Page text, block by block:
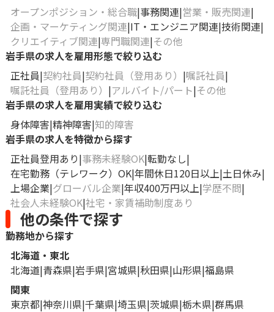
オープンポジション・総合職 事務関連 営業・販売関連
企画・マーケティング関連 IT・エンジニア関連 技術関連
クリエイティブ関連 専門職関連 その他
岩手県の求人を雇用形態で絞り込む
正社員 契約社員 契約社員（登用あり）
嘱託社員
嘱託社員（登用あり）
アルバイト/パート その他
岩手県の求人を雇用実績で絞り込む
身体障害 精神障害 知的障害
岩手県の求人を特徴から探す
正社員登用あり 事務未経験OK 転勤なし
在宅勤務（テレワーク）OK 年間休日120日以上 土日休み
上場企業 グローバル企業 年収400万円以上 学歴不問
社会人未経験OK 社宅・家賃補助制度あり
他の条件で探す
勤務地から探す
北海道・東北
北海道 青森県 岩手県 宮城県 秋田県 山形県 福島県
関東
東京都 神奈川県 千葉県 埼玉県 茨城県 栃木県 群馬県